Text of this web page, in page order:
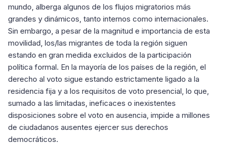
mundo, alberga algunos de los flujos migratorios más
grandes y dinámicos, tanto internos como internacionales.
Sin embargo, a pesar de la magnitud e importancia de esta
movilidad, los/las migrantes de toda la región siguen
estando en gran medida excluidos de la participación
política formal. En la mayoría de los países de la región, el
derecho al voto sigue estando estrictamente ligado a la
residencia fija y a los requisitos de voto presencial, lo que,
sumado a las limitadas, ineficaces o inexistentes
disposiciones sobre el voto en ausencia, impide a millones
de ciudadanos ausentes ejercer sus derechos
democráticos.